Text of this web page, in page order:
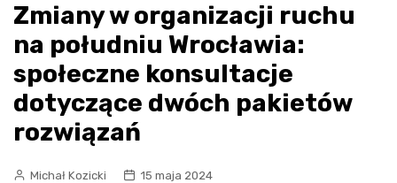
Zmiany w organizacji ruchu
na południu Wrocławia:
społeczne konsultacje
dotyczące dwóch pakietów
rozwiązań
Michał Kozicki
15 maja 2024